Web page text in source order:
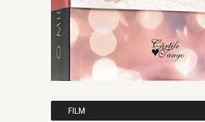
FILM